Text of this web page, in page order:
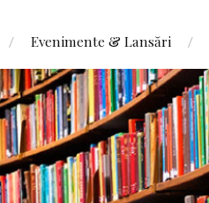
Evenimente & Lansări